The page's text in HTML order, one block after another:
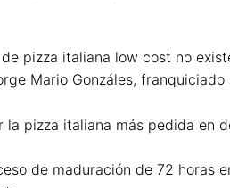
pizza italiana low cost no
Mario Gonzáles, franquiciado
pizza italiana más pedida en
de maduración de 72 horas